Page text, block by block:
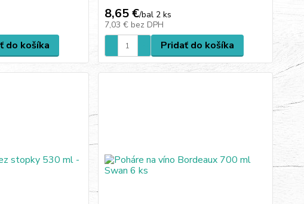
do košíka
8,65 €/bal 2 ks
7,03 € bez DPH
Pridať do košíka